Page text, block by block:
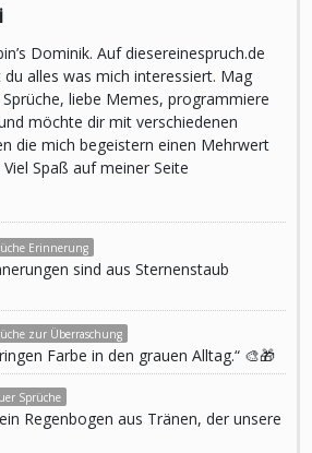
Dominik. Auf diesereinespruch.de
du alles was mich interessiert. Mag
liebe Memes, programmiere
möchte dir mit verschiedenen
die mich begeistern einen Mehrwert
Spaß auf meiner Seite
Erinnerung
sind aus Sternenstaub
zur Überraschung
Farbe in den grauen Alltag.“ 🎨🎁
Sprüche
Regenbogen aus Tränen, der unsere